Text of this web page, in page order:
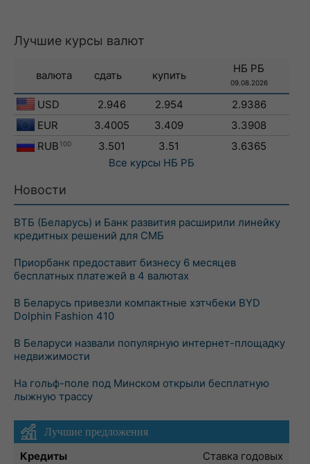
Лучшие курсы валют
валюта сдать купить
НБ РБ
09.08.2026
USD 2.946 2.954
2.9386
EUR
3.4005 3.409
3.3908
RUB 100 3.501 3.51
3.6365
Все курсы НБ РБ
Новости
ВТБ (Беларусь) и Банк развития расширили линейку
кредитных решений для СМБ
Приорбанк предоставит бизнесу 6 месяцев
бесплатных платежей в 4 валютах
В Беларусь привезли компактные хэтчбеки BYD
Dolphin Fashion 410
В Беларуси назвали популярную интернет-площадку
недвижимости
На гольф-поле под Минском открыли бесплатную
лыжную трассу
Лучшие предложения
Кредиты
Ставка годовых